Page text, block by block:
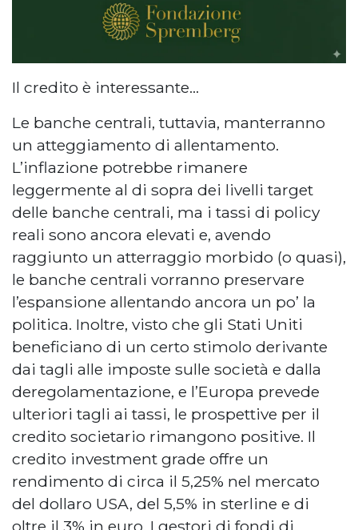
Il credito è interessante…
Le banche centrali, tuttavia, manterranno
un atteggiamento di allentamento.
L’inflazione potrebbe rimanere
leggermente al di sopra dei livelli target
delle banche centrali, ma i tassi di policy
reali sono ancora elevati e, avendo
raggiunto un atterraggio morbido (o quasi),
le banche centrali vorranno preservare
l’espansione allentando ancora un po’ la
politica. Inoltre, visto che gli Stati Uniti
beneficiano di un certo stimolo derivante
dai tagli alle imposte sulle società e dalla
deregolamentazione, e l’Europa prevede
ulteriori tagli ai tassi, le prospettive per il
credito societario rimangono positive. Il
credito investment grade offre un
rendimento di circa il 5,25% nel mercato
del dollaro USA, del 5,5% in sterline e di
oltre il 3% in euro. I gestori di fondi di